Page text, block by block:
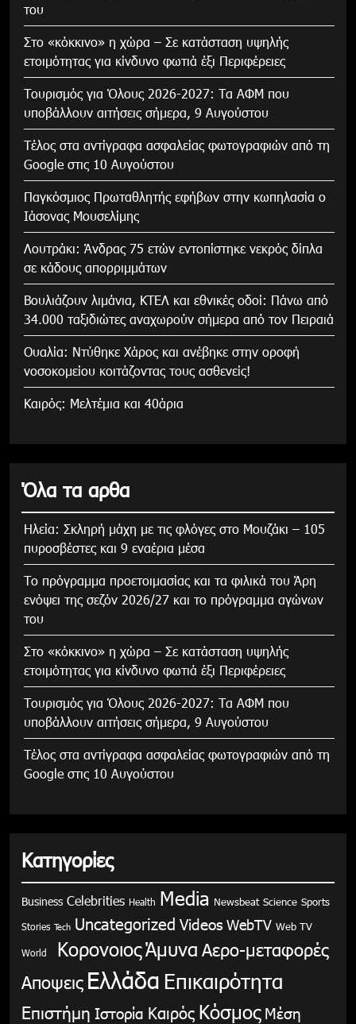
του
Στο «κόκκινο» η χώρα – Σε κατάσταση υψηλής
ετοιμότητας για κίνδυνο φωτιά έξι Περιφέρειες
Τουρισμός για Όλους 2026-2027: Τα ΑΦΜ που
υποβάλλουν αιτήσεις σήμερα, 9 Αυγούστου
Τέλος στα αντίγραφα ασφαλείας φωτογραφιών από τη
Google στις 10 Αυγούστου
Παγκόσμιος Πρωταθλητής εφήβων στην κωπηλασία ο
Ιάσονας Μουσελίμης
Λουτράκι: Άνδρας 75 ετών εντοπίστηκε νεκρός δίπλα
σε κάδους απορριμμάτων
Βουλιάζουν λιμάνια, ΚΤΕΛ και εθνικές οδοί: Πάνω από
34.000 ταξιδιώτες αναχωρούν σήμερα από τον Πειραιά
Ουαλία: Ντύθηκε Χάρος και ανέβηκε στην οροφή
νοσοκομείου κοιτάζοντας τους ασθενείς!
Καιρός: Μελτέμια και 40άρια
Όλα τα αρθα
Ηλεία: Σκληρή μάχη με τις φλόγες στο Μουζάκι – 105
πυροσβέστες και 9 εναέρια μέσα
Το πρόγραμμα προετοιμασίας και τα φιλικά του Άρη
ενόψει της σεζόν 2026/27 και το πρόγραμμα αγώνων
του
Στο «κόκκινο» η χώρα – Σε κατάσταση υψηλής
ετοιμότητας για κίνδυνο φωτιά έξι Περιφέρειες
Τουρισμός για Όλους 2026-2027: Τα ΑΦΜ που
υποβάλλουν αιτήσεις σήμερα, 9 Αυγούστου
Τέλος στα αντίγραφα ασφαλείας φωτογραφιών από τη
Google στις 10 Αυγούστου
Κατηγορίες
Business Celebrities Health Media Newsbeat Science Sports
Stories Tech Uncategorized Videos WebTV Web TV
World ΚορονοιοςΆμυνα Αερο-μεταφορές
Αποψεις Ελλάδα Επικαιρότητα
Επιστήμη Ιστορία Καιρός Κόσμος Μέση